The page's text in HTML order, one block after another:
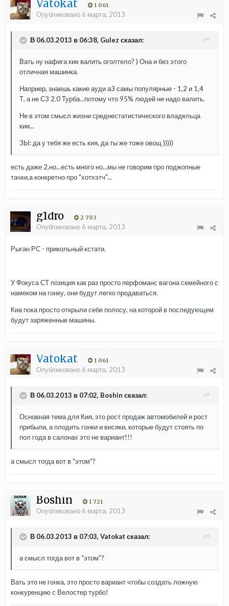
Vatokat 1 061
Опубликовано 6 марта, 2013
В 06.03.2013 в 06:38, Gulez сказал:
Вать ну нафига кие валить оголтело? ) Она и без этого
отличная машинка.
Наприер, знаешь какие ауди а3 самы популярные - 1,2 и 1,4
Т, а не С3 2.0 Турба...потому что 95% людей не надо валить.
Не в этом смысл жизни среднестатистического владельца
кии...
ЗЫ: да у тебя же есть кия, да ты же тоже овощ )))))
есть даже 2,но...есть много но...мы не говорим про поджопные
тачки,а конкретно про "хотхэтч"...
g1dro 2 703
Опубликовано 6 марта, 2013
Рыган РС - прикольный кстати.
У Фокуса СТ позиция как раз просто перфоманс вагона семейного с
намеком на гонку, они будут легко продаваться.
Киа пока просто открыли себе полосу, на которой в последующем
будут заряженные машины.
Vatokat 1 061
Опубликовано 6 марта, 2013
В 06.03.2013 в 07:02, Boshin сказал:
Основная тема для Кия, это рост продаж автомобилей и рост
прибыли, а плодить гонки и висяки, которые будут стоять по
пол года в салонах это не вариант!!!
а смысл тогда вот в "этом"?
Boshin 1 721
Опубликовано 6 марта, 2013
В 06.03.2013 в 07:03, Vatokat сказал:
а смысл тогда вот в "этом"?
Вать это не гонка, это просто вариант чтобы создать ложную
конкуренцию с Велостер турбо!